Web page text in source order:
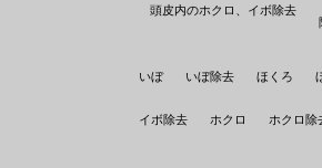
頭皮内のホクロ、イボ除去
いぼ いぼ除去 ほくろ
イボ除去 ホクロ ホクロ除